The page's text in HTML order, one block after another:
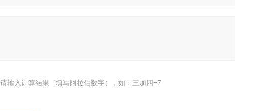
请输入计算结果（填写阿拉伯数字），如：三加四=7